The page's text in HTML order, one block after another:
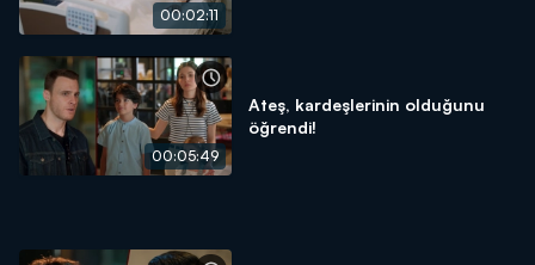
00:02:11
00:05:49
Ateş, kardeşlerinin olduğunu
öğrendi!